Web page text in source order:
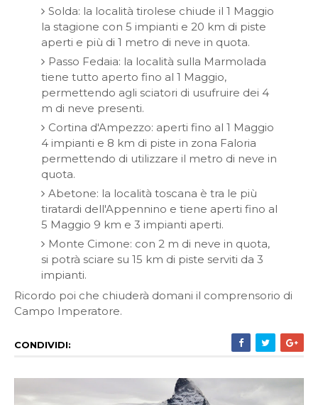
Solda: la località tirolese chiude il 1 Maggio
la stagione con 5 impianti e 20 km di piste
aperti e più di 1 metro di neve in quota.
Passo Fedaia: la località sulla Marmolada
tiene tutto aperto fino al 1 Maggio,
permettendo agli sciatori di usufruire dei 4
m di neve presenti.
Cortina d'Ampezzo: aperti fino al 1 Maggio
4 impianti e 8 km di piste in zona Faloria
permettendo di utilizzare il metro di neve in
quota.
Abetone: la località toscana è tra le più
tiratardi dell'Appennino e tiene aperti fino al
5 Maggio 9 km e 3 impianti aperti.
Monte Cimone: con 2 m di neve in quota,
si potrà sciare su 15 km di piste serviti da 3
impianti.
Ricordo poi che chiuderà domani il comprensorio di
Campo Imperatore.
CONDIVIDI: